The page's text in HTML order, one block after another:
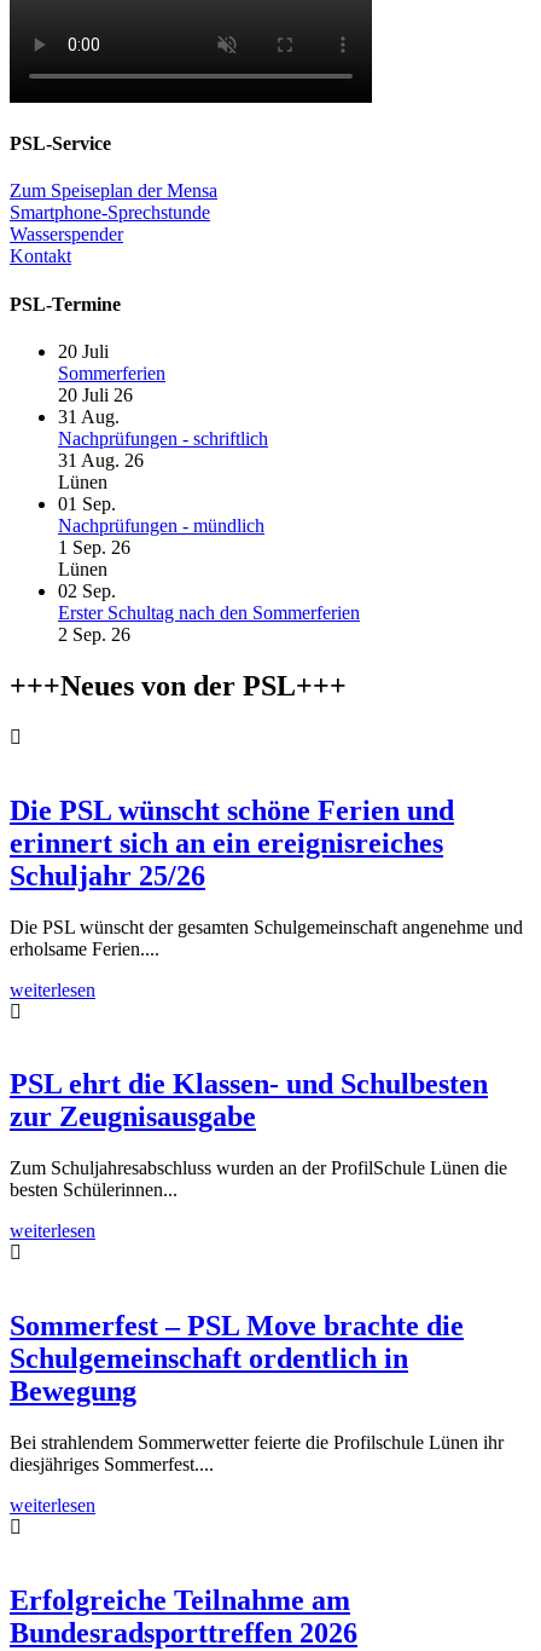
PSL-Service
Zum Speiseplan der Mensa
Smartphone-Sprechstunde
Wasserspender
Kontakt
PSL-Termine
20 Juli
Sommerferien
20 Juli 26
31 Aug.
Nachprüfungen - schriftlich
31 Aug. 26
Lünen
01 Sep.
Nachprüfungen - mündlich
1 Sep. 26
Lünen
02 Sep.
Erster Schultag nach den Sommerferien
2 Sep. 26
+++Neues von der PSL+++
Die PSL wünscht schöne Ferien und
erinnert sich an ein ereignisreiches
Schuljahr 25/26
Die PSL wünscht der gesamten Schulgemeinschaft angenehme und
erholsame Ferien....
weiterlesen
PSL ehrt die Klassen- und Schulbesten
zur Zeugnisausgabe
Zum Schuljahresabschluss wurden an der ProfilSchule Lünen die
besten Schülerinnen...
weiterlesen
Sommerfest – PSL Move brachte die
Schulgemeinschaft ordentlich in
Bewegung
Bei strahlendem Sommerwetter feierte die Profilschule Lünen ihr
diesjähriges Sommerfest....
weiterlesen
Erfolgreiche Teilnahme am
Bundesradsporttreffen 2026